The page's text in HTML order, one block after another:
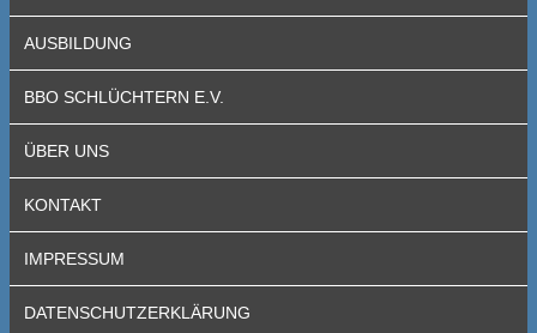
AUSBILDUNG
BBO SCHLÜCHTERN E.V.
ÜBER UNS
KONTAKT
IMPRESSUM
DATENSCHUTZERKLÄRUNG